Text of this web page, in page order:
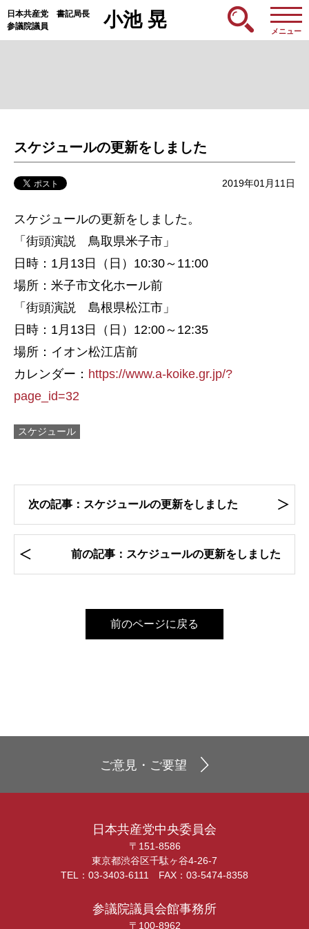
日本共産党 書記局長
参議院議員
小池 晃
メニュー
スケジュールの更新をしました
2019年01月11日
スケジュールの更新をしました。
「街頭演説 鳥取県米子市」
日時：1月13日（日）10:30～11:00
場所：米子市文化ホール前
「街頭演説 島根県松江市」
日時：1月13日（日）12:00～12:35
場所：イオン松江店前
カレンダー： https://www.a-koike.gr.jp/?
page_id=32
スケジュール
次の記事：スケジュールの更新をしました
前の記事：スケジュールの更新をしました
前のページに戻る
ご意見・ご要望
日本共産党中央委員会
〒151-8586
東京都渋谷区千駄ヶ谷4-26-7
TEL：03-3403-6111 FAX：03-5474-8358
参議院議員会館事務所
〒100-8962